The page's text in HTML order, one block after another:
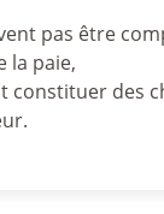
pas être
la paie,
constituer des